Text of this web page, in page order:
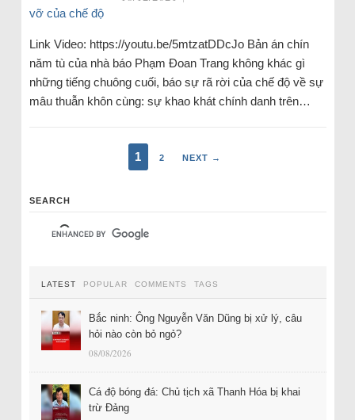
Link Video: https://youtu.be/5mtzatDDcJo Bản án chín
năm tù của nhà báo Phạm Đoan Trang không khác gì
những tiếng chuông cuối, báo sự rã rời của chế độ về sự
mâu thuẫn khôn cùng: sự khao khát chính danh trên…
1 2 NEXT →
SEARCH
LATEST POPULAR COMMENTS TAGS
Bắc ninh: Ông Nguyễn Văn Dũng bị xử lý, câu
hỏi nào còn bỏ ngỏ?
08/08/2026
Cá độ bóng đá: Chủ tịch xã Thanh Hóa bị khai
trừ Đảng